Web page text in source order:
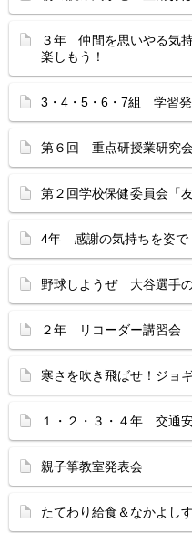
３年 仲間を思いやる気
楽しもう！
3・4・5・6・7組 学習発
第６回 重点研授業研究
第２回学校保健委員会「
4年 感謝の気持ちを姿で
野球しようぜ 大谷選手
２年 リコーダー講習会
寒さを吹き飛ばせ！ジョ
１・２・３・４年 交通
親子箏教室発表会
たてわり給食＆なかよし